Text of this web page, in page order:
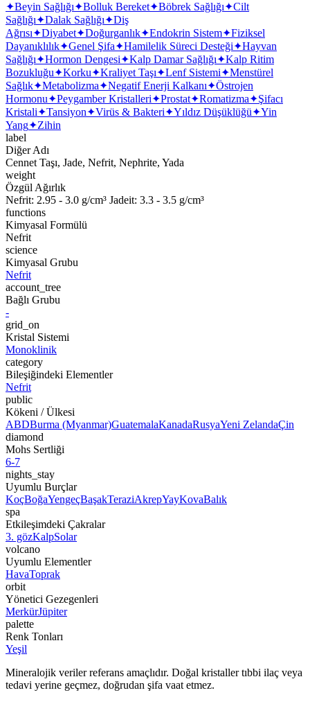
✦Beyin Sağlığı✦Bolluk Bereket✦Böbrek Sağlığı✦Cilt
Sağlığı✦Dalak Sağlığı✦Diş
Ağrısı✦Diyabet✦Doğurganlık✦Endokrin Sistem✦Fiziksel
Dayanıklılık✦Genel Şifa✦Hamilelik Süreci Desteği✦Hayvan
Sağlığı✦Hormon Dengesi✦Kalp Damar Sağlığı✦Kalp Ritim
Bozukluğu✦Korku✦Kraliyet Taşı✦Lenf Sistemi✦Menstürel
Sağlık✦Metabolizma✦Negatif Enerji Kalkanı✦Östrojen
Hormonu✦Peygamber Kristalleri✦Prostat✦Romatizma✦Şifacı
Kristali✦Tansiyon✦Virüs & Bakteri✦Yıldız Düşüklüğü✦Yin
Yang✦Zihin
label
Diğer Adı
Cennet Taşı, Jade, Nefrit, Nephrite, Yada
weight
Özgül Ağırlık
Nefrit: 2.95 - 3.0 g/cm³ Jadeit: 3.3 - 3.5 g/cm³
functions
Kimyasal Formülü
Nefrit
science
Kimyasal Grubu
Nefrit
account_tree
Bağlı Grubu
-
grid_on
Kristal Sistemi
Monoklinik
category
Bileşiğindeki Elementler
Nefrit
public
Kökeni / Ülkesi
ABDBurma (Myanmar)GuatemalaKanadaRusyaYeni ZelandaÇin
diamond
Mohs Sertliği
6-7
nights_stay
Uyumlu Burçlar
KoçBoğaYengeçBaşakTeraziAkrepYayKovaBalık
spa
Etkileşimdeki Çakralar
3. gözKalpSolar
volcano
Uyumlu Elementler
HavaToprak
orbit
Yönetici Gezegenleri
MerkürJüpiter
palette
Renk Tonları
Yeşil
Mineralojik veriler referans amaçlıdır. Doğal kristaller tıbbi ilaç veya
tedavi yerine geçmez, doğrudan şifa vaat etmez.